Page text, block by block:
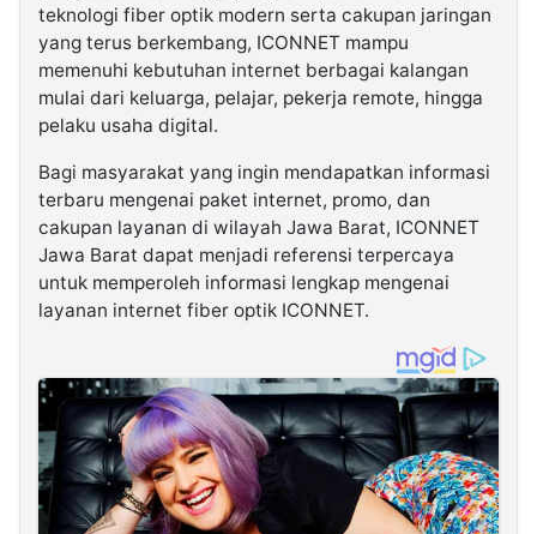
teknologi fiber optik modern serta cakupan jaringan
yang terus berkembang, ICONNET mampu
memenuhi kebutuhan internet berbagai kalangan
mulai dari keluarga, pelajar, pekerja remote, hingga
pelaku usaha digital.
Bagi masyarakat yang ingin mendapatkan informasi
terbaru mengenai paket internet, promo, dan
cakupan layanan di wilayah Jawa Barat, ICONNET
Jawa Barat dapat menjadi referensi terpercaya
untuk memperoleh informasi lengkap mengenai
layanan internet fiber optik ICONNET.